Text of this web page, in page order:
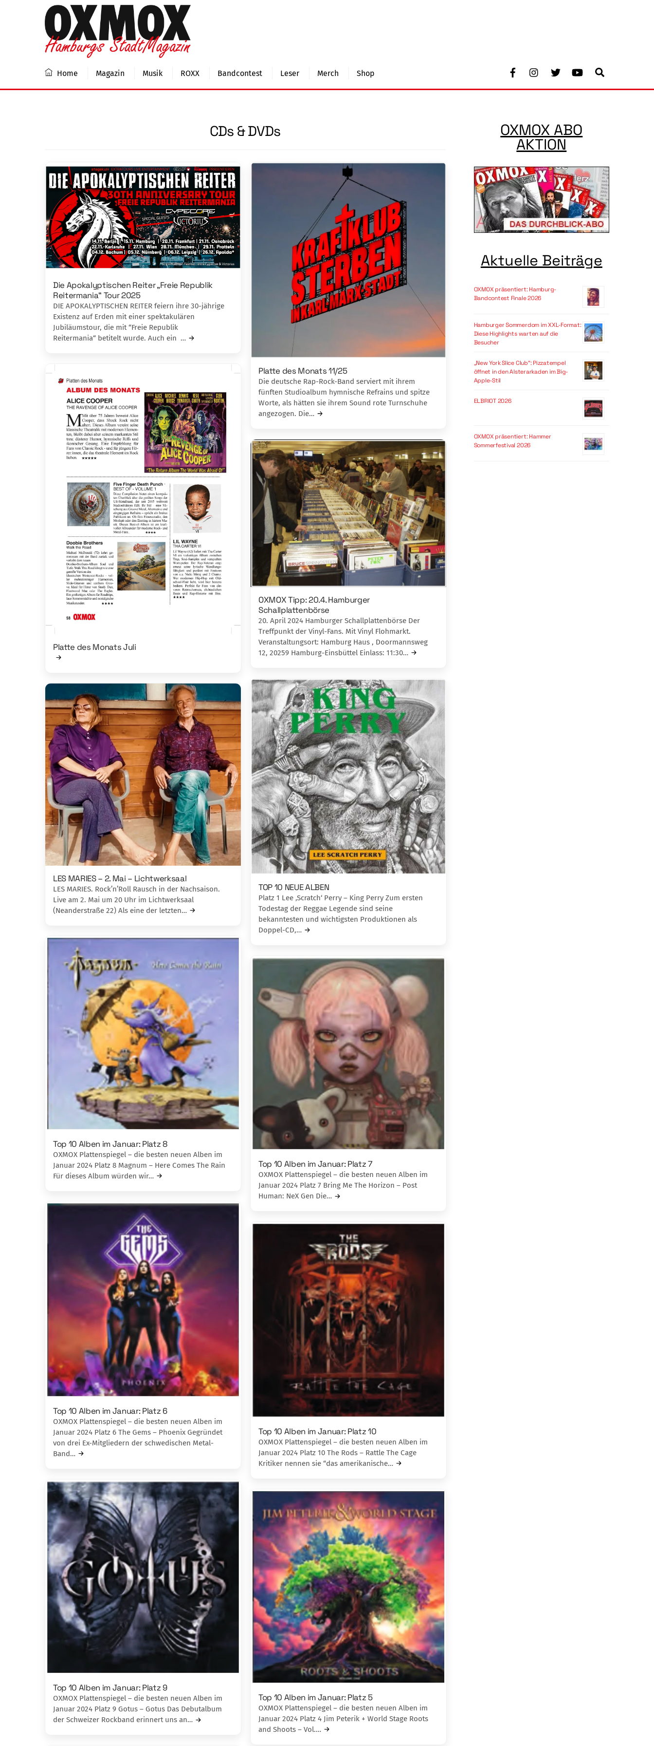
Facebook Youtube
Home Magazin Musik ROXX Bandcontest Leser Merch Shop
CDs & DVDs
Die Apokalyptischen Reiter „Freie Republik
Reitermania“ Tour 2025
DIE APOKALYPTISCHEN REITER feiern ihre 30-jährige
Existenz auf Erden mit einer spektakulären
Jubiläumstour, die mit “Freie Republik
Reitermania“ betitelt wurde. Auch ein …
Platte des Monats 11/25
Die deutsche Rap-Rock-Band serviert mit ihrem
fünften Studioalbum hymnische Refrains und spitze
Worte, als hätten sie ihrem Sound rote Turnschuhe
angezogen. Die…
Platte des Monats Juli
OXMOX Tipp: 20.4. Hamburger
Schallplattenbörse
20. April 2024 Hamburger Schallplattenbörse Der
Treffpunkt der Vinyl-Fans. Mit Vinyl Flohmarkt.
Veranstaltungsort: Hamburg Haus , Doormannsweg
12, 20259 Hamburg-Einsbüttel Einlass: 11:30…
LES MARIES – 2. Mai – Lichtwerksaal
LES MARIES. Rock’n’Roll Rausch in der Nachsaison.
Live am 2. Mai um 20 Uhr im Lichtwerksaal
(Neanderstraße 22) Als eine der letzten…
TOP 10 NEUE ALBEN
Platz 1 Lee ‚Scratch‘ Perry – King Perry Zum ersten
Todestag der Reggae Legende sind seine
bekanntesten und wichtigsten Produktionen als
Doppel-CD,…
Top 10 Alben im Januar: Platz 8
OXMOX Plattenspiegel – die besten neuen Alben im
Januar 2024 Platz 8 Magnum – Here Comes The Rain
Für dieses Album würden wir…
Top 10 Alben im Januar: Platz 7
OXMOX Plattenspiegel – die besten neuen Alben im
Januar 2024 Platz 7 Bring Me The Horizon – Post
Human: NeX Gen Die…
Top 10 Alben im Januar: Platz 6
OXMOX Plattenspiegel – die besten neuen Alben im
Januar 2024 Platz 6 The Gems – Phoenix Gegründet
von drei Ex-Mitgliedern der schwedischen Metal-
Band…
Top 10 Alben im Januar: Platz 10
OXMOX Plattenspiegel – die besten neuen Alben im
Januar 2024 Platz 10 The Rods – Rattle The Cage
Kritiker nennen sie “das amerikanische…
Top 10 Alben im Januar: Platz 9
OXMOX Plattenspiegel – die besten neuen Alben im
Januar 2024 Platz 9 Gotus – Gotus Das Debutalbum
der Schweizer Rockband erinnert uns an…
Top 10 Alben im Januar: Platz 5
OXMOX Plattenspiegel – die besten neuen Alben im
Januar 2024 Platz 4 Jim Peterik + World Stage Roots
and Shoots – Vol.…
OXMOX ABO
AKTION
Aktuelle Beiträge
OXMOX präsentiert: Hamburg-
Bandcontest Finale 2026
Hamburger Sommerdom im XXL-Format:
Diese Highlights warten auf die
Besucher
„New York Slice Club“: Pizzatempel
öffnet in den Alsterarkaden im Big-
Apple-Stil
ELBRIOT 2026
OXMOX präsentiert: Hammer
Sommerfestival 2026